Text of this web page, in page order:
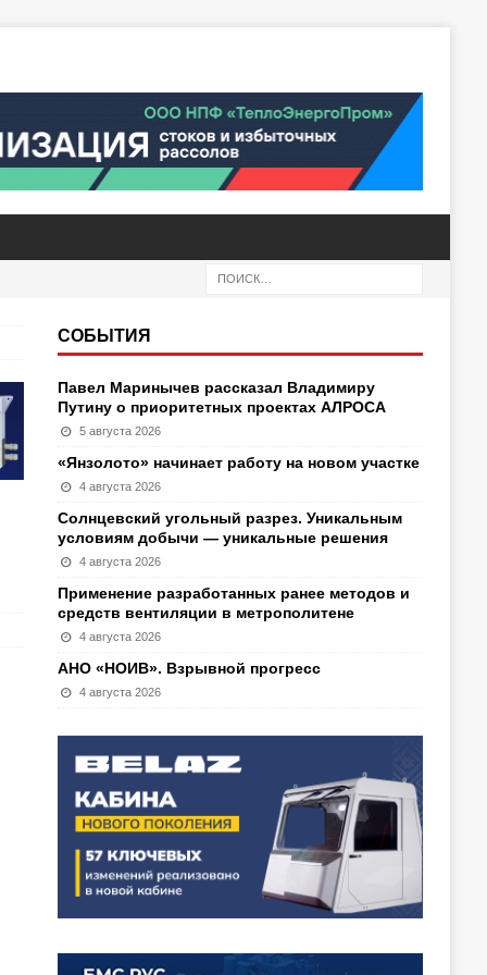
СОБЫТИЯ
Павел Маринычев рассказал Владимиру
Путину о приоритетных проектах АЛРОСА
5 августа 2026
«Янзолото» начинает работу на новом участке
4 августа 2026
Солнцевский угольный разрез. Уникальным
условиям добычи — уникальные решения
4 августа 2026
Применение разработанных ранее методов и
средств вентиляции в метрополитене
4 августа 2026
АНО «НОИВ». Взрывной прогресс
4 августа 2026